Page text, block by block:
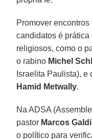
Promover
candidatos é
religiosos, como o
o rabino Michel
Israelita Paulista), e
Hamid Metwally.
Na ADSA
pastor Marcos
o político para